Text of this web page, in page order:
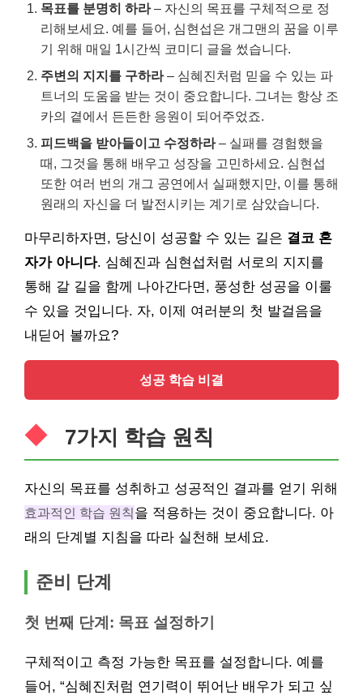
목표를 분명히 하라– 자신의 목표를 구체적으로 정
리해보세요. 예를 들어, 심현섭은 개그맨의 꿈을 이루
기 위해 매일 1시간씩 코미디 글을 썼습니다.
주변의 지지를 구하라– 심혜진처럼 믿을 수 있는 파
트너의 도움을 받는 것이 중요합니다. 그녀는 항상 조
카의 곁에서 든든한 응원이 되어주었죠.
피드백을 받아들이고 수정하라– 실패를 경험했을
때, 그것을 통해 배우고 성장을 고민하세요. 심현섭
또한 여러 번의 개그 공연에서 실패했지만, 이를 통해
원래의 자신을 더 발전시키는 계기로 삼았습니다.
마무리하자면, 당신이 성공할 수 있는 길은 결코 혼
자가 아니다. 심혜진과 심현섭처럼 서로의 지지를
통해 갈 길을 함께 나아간다면, 풍성한 성공을 이룰
수 있을 것입니다. 자, 이제 여러분의 첫 발걸음을
내딛어 볼까요?
성공 학습 비결
7가지 학습 원칙
자신의 목표를 성취하고 성공적인 결과를 얻기 위해
효과적인 학습 원칙을 적용하는 것이 중요합니다. 아
래의 단계별 지침을 따라 실천해 보세요.
준비 단계
첫 번째 단계: 목표 설정하기
구체적이고 측정 가능한 목표를 설정합니다. 예를
들어, “심혜진처럼 연기력이 뛰어난 배우가 되고 싶